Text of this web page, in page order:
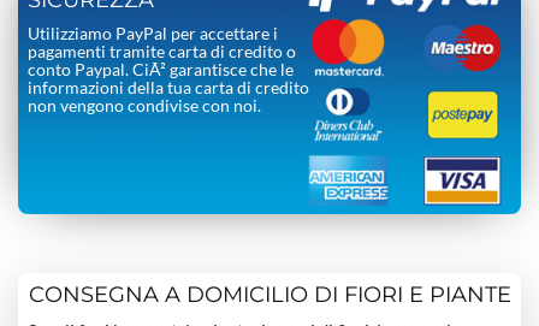
Utilizziamo PayPal per accettare i
pagamenti tramite carta di credito o
conto Paypal. CiÃ² garantisce che le
informazioni della tua carta di credito
non vengono condivise con noi.
CONSEGNA A DOMICILIO DI FIORI E PIANTE